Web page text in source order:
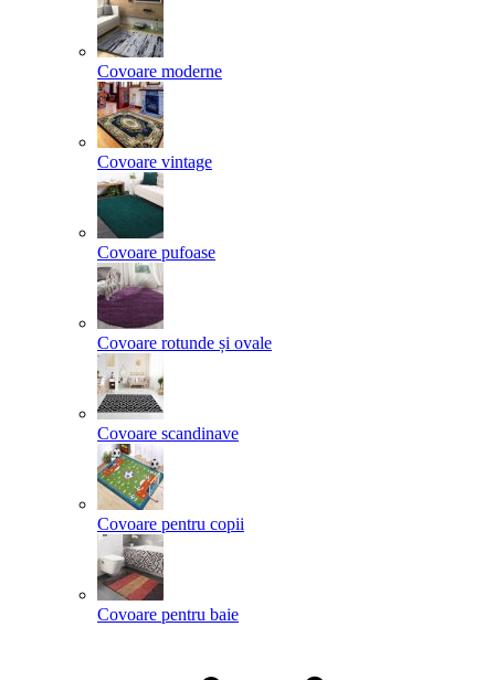
Covoare moderne
Covoare vintage
Covoare pufoase
Covoare rotunde și ovale
Covoare scandinave
Covoare pentru copii
Covoare pentru baie